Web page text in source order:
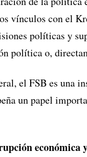
vínculos con el
políticas y
política o,
el FSB es una
un papel
económica